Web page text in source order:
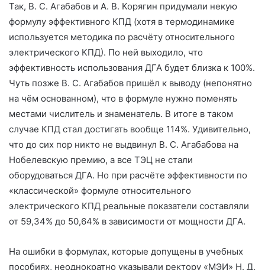
Так, В. С. Агабабов и А. В. Корягин придумали некую
формулу эффективного КПД (хотя в термодинамике
используется методика по расчёту относительного
электрического КПД). По ней выходило, что
эффективность использования ДГА будет близка к 100%.
Чуть позже В. С. Агабабов пришёл к выводу (непонятно
на чём основанном), что в формуле нужно поменять
местами числитель и знаменатель. В итоге в таком
случае КПД стал достигать вообще 114%. Удивительно,
что до сих пор никто не выдвинул В. С. Агабабова на
Нобелевскую премию, а все ТЭЦ не стали
оборудоваться ДГА. Но при расчёте эффективности по
«классической» формуле относительного
электрического КПД реальные показатели составляли
от 59,34% до 50,64% в зависимости от мощности ДГА.
На ошибки в формулах, которые допущены в учебных
пособиях, неоднократно указывали ректору «МЭИ» Н. Д.